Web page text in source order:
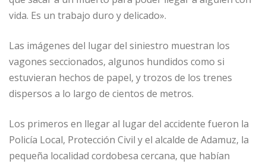
vida. Es un trabajo duro y delicado».
Las imágenes del lugar del siniestro muestran los
vagones seccionados, algunos hundidos como si
estuvieran hechos de papel, y trozos de los trenes
dispersos a lo largo de cientos de metros.
Los primeros en llegar al lugar del accidente fueron la
Policía Local, Protección Civil y el alcalde de Adamuz, la
pequeña localidad cordobesa cercana, que habían